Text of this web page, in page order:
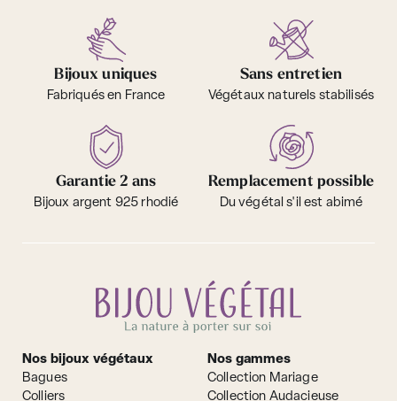
Bijoux uniques
Fabriqués en France
Sans entretien
Végétaux naturels stabilisés
Garantie 2 ans
Bijoux argent 925 rhodié
Remplacement possible
Du végétal s'il est abimé
Nos bijoux végétaux
Bagues
Colliers
Nos gammes
Collection Mariage
Collection Audacieuse